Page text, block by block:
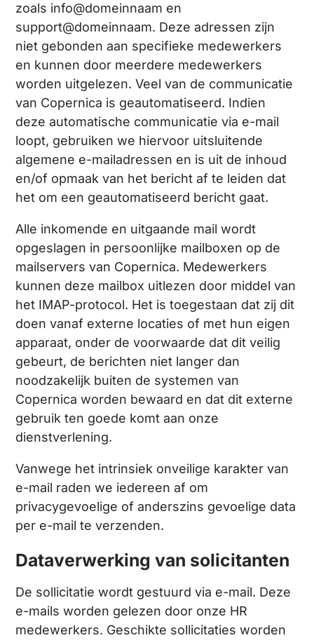
zoals info@domeinnaam en
support@domeinnaam. Deze adressen zijn
niet gebonden aan specifieke medewerkers
en kunnen door meerdere medewerkers
worden uitgelezen. Veel van de communicatie
van Copernica is geautomatiseerd. Indien
deze automatische communicatie via e-mail
loopt, gebruiken we hiervoor uitsluitende
algemene e-mailadressen en is uit de inhoud
en/of opmaak van het bericht af te leiden dat
het om een geautomatiseerd bericht gaat.
Alle inkomende en uitgaande mail wordt
opgeslagen in persoonlijke mailboxen op de
mailservers van Copernica. Medewerkers
kunnen deze mailbox uitlezen door middel van
het IMAP-protocol. Het is toegestaan dat zij dit
doen vanaf externe locaties of met hun eigen
apparaat, onder de voorwaarde dat dit veilig
gebeurt, de berichten niet langer dan
noodzakelijk buiten de systemen van
Copernica worden bewaard en dat dit externe
gebruik ten goede komt aan onze
dienstverlening.
Vanwege het intrinsiek onveilige karakter van
e-mail raden we iedereen af om
privacygevoelige of anderszins gevoelige data
per e-mail te verzenden.
Dataverwerking van solicitanten
De sollicitatie wordt gestuurd via e-mail. Deze
e-mails worden gelezen door onze HR
medewerkers. Geschikte sollicitaties worden